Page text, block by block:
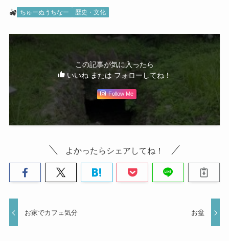
ちゅーぬうちなー 歴史・文化
この記事が気に入ったら
いいね または フォローしてね！
Follow Me
よかったらシェアしてね！
お家でカフェ気分 お盆